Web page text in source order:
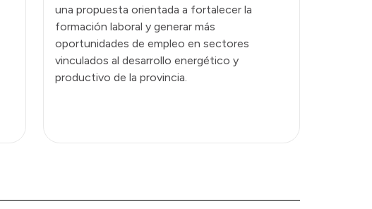
una propuesta orientada a fortalecer la
formación laboral y generar más
oportunidades de empleo en sectores
vinculados al desarrollo energético y
productivo de la provincia.